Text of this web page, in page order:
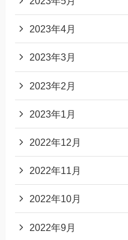
2023年4月
2023年3月
2023年2月
2023年1月
2022年12月
2022年11月
2022年10月
2022年9月